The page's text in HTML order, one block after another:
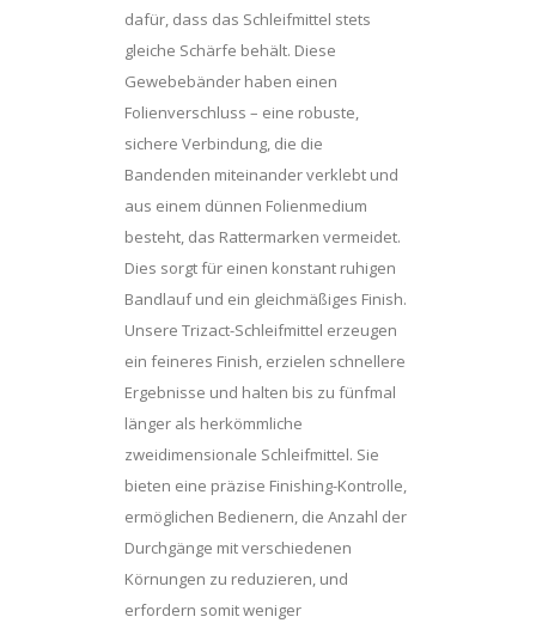
dafür, dass das Schleifmittel stets
gleiche Schärfe behält. Diese
Gewebebänder haben einen
Folienverschluss – eine robuste,
sichere Verbindung, die die
Bandenden miteinander verklebt und
aus einem dünnen Folienmedium
besteht, das Rattermarken vermeidet.
Dies sorgt für einen konstant ruhigen
Bandlauf und ein gleichmäßiges Finish.
Unsere Trizact-Schleifmittel erzeugen
ein feineres Finish, erzielen schnellere
Ergebnisse und halten bis zu fünfmal
länger als herkömmliche
zweidimensionale Schleifmittel. Sie
bieten eine präzise Finishing-Kontrolle,
ermöglichen Bedienern, die Anzahl der
Durchgänge mit verschiedenen
Körnungen zu reduzieren, und
erfordern somit weniger